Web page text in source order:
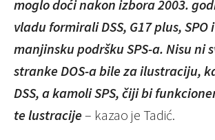
moglo doći nakon izbora 2003.
vladu formirali DSS, G17 plus,
manjinsku podršku SPS-a. Nisu ni
stranke DOS-a bile za ilustraciju,
DSS, a kamoli SPS, čiji bi
te lustracije– kazao je Tadić.